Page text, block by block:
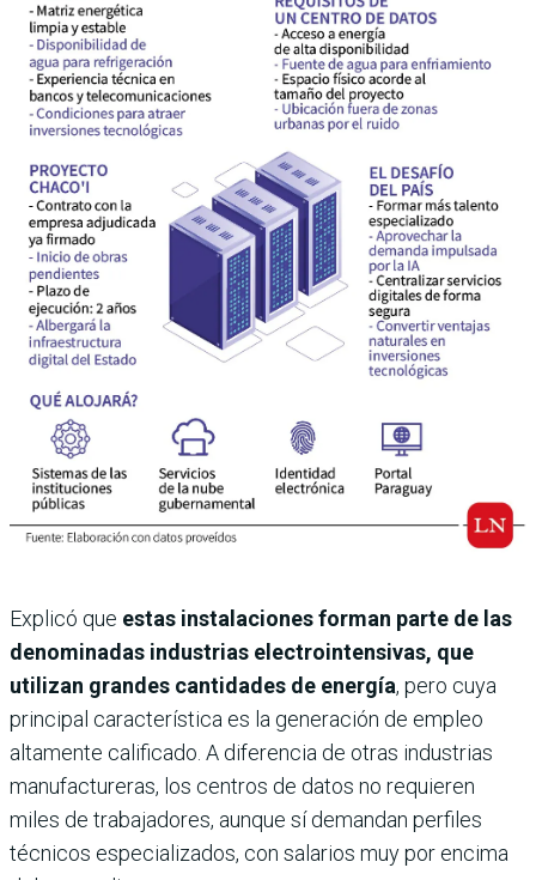
Explicó que estas instalaciones forman parte de las
denominadas industrias electrointensivas, que
utilizan grandes cantidades de energía, pero cuya
principal característica es la generación de empleo
altamente calificado. A diferencia de otras industrias
manufactureras, los centros de datos no requieren
miles de trabajadores, aunque sí demandan perfiles
técnicos especializados, con salarios muy por encima